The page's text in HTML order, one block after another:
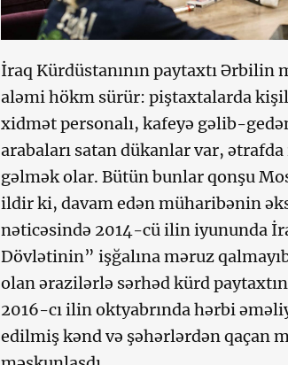
İraq Kürdüstanının paytaxtı Ərbilin
aləmi hökm sürür: piştaxtalarda
xidmət personalı, kafeyə gəlib-
arabaları satan dükanlar var,
gəlmək olar. Bütün bunlar qonşu
ildir ki, davam edən müharibənin
nəticəsində 2014-cü ilin iyununda
Dövlətinin” işğalına məruz
olan ərazilərlə sərhəd kürd
2016-cı ilin oktyabrında hərbi
edilmiş kənd və şəhərlərdən qaçan